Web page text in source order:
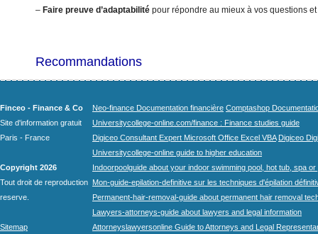
– Faire preuve d’adaptabilité pour répondre au mieux à vos questions
Recommandations
Finceo - Finance & Co
Site d'information gratuit
Paris - France
Copyright 2026
Tout droit de reproduction
reserve.
Sitemap
Neo-finance Documentation financière Comptashop
Universitycollege-online.com/finance : Finance studies guide
Digiceo Consultant Expert Microsoft Office Excel VBA Digiceo
Universitycollege-online guide to higher education
Indoorpoolguide about your indoor swimming pool, hot tub, spa
Mon-guide-epilation-definitive sur les techniques d'épilation
Permanent-hair-removal-guide about permanent hair removal
Lawyers-attorneys-guide about lawyers and legal information
Attorneyslawyersonline Guide to Attorneys and Legal